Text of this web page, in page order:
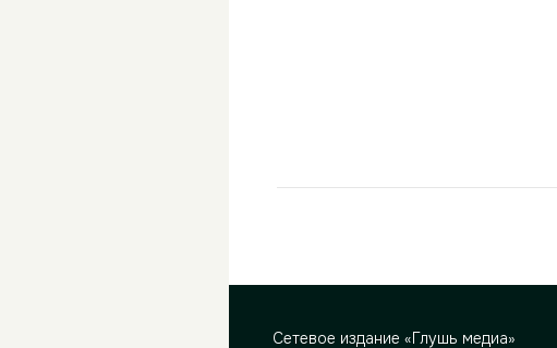
Сетевое издание «Глушь медиа»